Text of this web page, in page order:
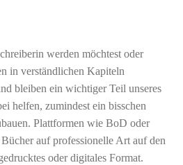
werden möchtest oder
in verständlichen Kapiteln
bleiben ein wichtiger Teil unseres
helfen, zumindest ein bisschen
Plattformen wie BoD oder
auf professionelle Art auf den
oder digitales Format.